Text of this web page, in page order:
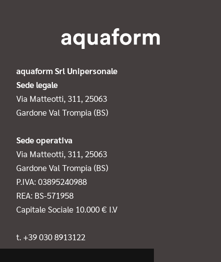
aquaform Srl Unipersonale
Sede legale
Via Matteotti, 311, 25063
Gardone Val Trompia (BS)
Sede operativa
Via Matteotti, 311, 25063
Gardone Val Trompia (BS)
P.IVA: 03895240988
REA: BS-571958
Capitale Sociale 10.000 € I.V
t. +39 030 8913122